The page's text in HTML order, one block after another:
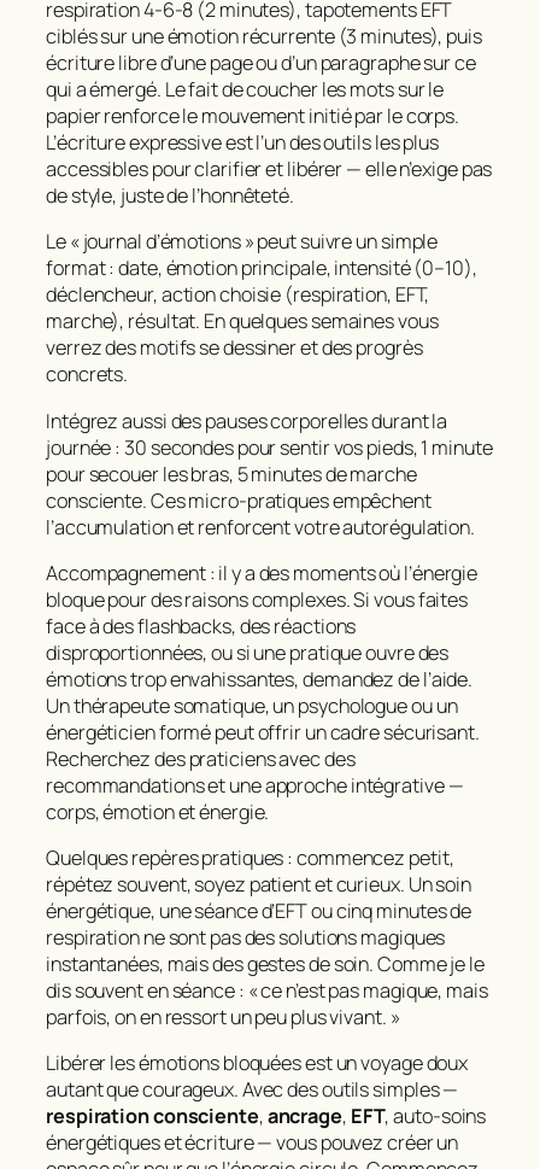
respiration 4-6-8 (2 minutes), tapotements EFT
ciblés sur une émotion récurrente (3 minutes), puis
écriture libre d’une page ou d’un paragraphe sur ce
qui a émergé. Le fait de coucher les mots sur le
papier renforce le mouvement initié par le corps.
L’écriture expressive est l’un des outils les plus
accessibles pour clarifier et libérer — elle n’exige pas
de style, juste de l’honnêteté.
Le « journal d’émotions » peut suivre un simple
format : date, émotion principale, intensité (0–10),
déclencheur, action choisie (respiration, EFT,
marche), résultat. En quelques semaines vous
verrez des motifs se dessiner et des progrès
concrets.
Intégrez aussi des pauses corporelles durant la
journée : 30 secondes pour sentir vos pieds, 1 minute
pour secouer les bras, 5 minutes de marche
consciente. Ces micro-pratiques empêchent
l’accumulation et renforcent votre autorégulation.
Accompagnement : il y a des moments où l’énergie
bloque pour des raisons complexes. Si vous faites
face à des flashbacks, des réactions
disproportionnées, ou si une pratique ouvre des
émotions trop envahissantes, demandez de l’aide.
Un thérapeute somatique, un psychologue ou un
énergéticien formé peut offrir un cadre sécurisant.
Recherchez des praticiens avec des
recommandations et une approche intégrative —
corps, émotion et énergie.
Quelques repères pratiques : commencez petit,
répétez souvent, soyez patient et curieux. Un soin
énergétique, une séance d’EFT ou cinq minutes de
respiration ne sont pas des solutions magiques
instantanées, mais des gestes de soin. Comme je le
dis souvent en séance : « ce n’est pas magique, mais
parfois, on en ressort un peu plus vivant. »
Libérer les émotions bloquées est un voyage doux
autant que courageux. Avec des outils simples —
respiration consciente,ancrage, EFT, auto-soins
énergétiques et écriture — vous pouvez créer un